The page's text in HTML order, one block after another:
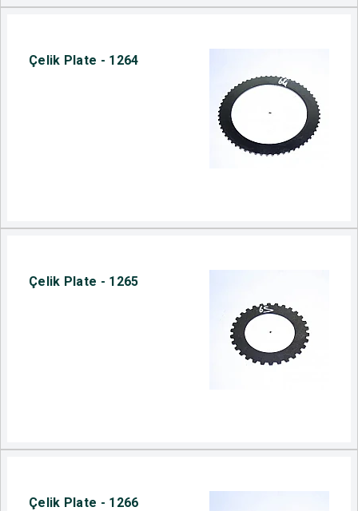
Çelik Plate - 1264
Çelik Plate - 1265
Çelik Plate - 1266